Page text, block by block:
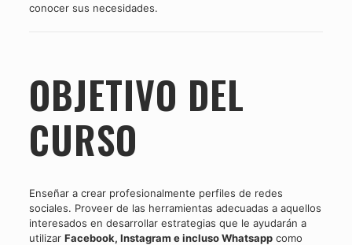
conocer sus necesidades.
OBJETIVO DEL
CURSO
Enseñar a crear profesionalmente perfiles de redes
sociales. Proveer de las herramientas adecuadas a aquellos
interesados en desarrollar estrategias que le ayudarán a
utilizar Facebook, Instagram e incluso Whatsappcomo